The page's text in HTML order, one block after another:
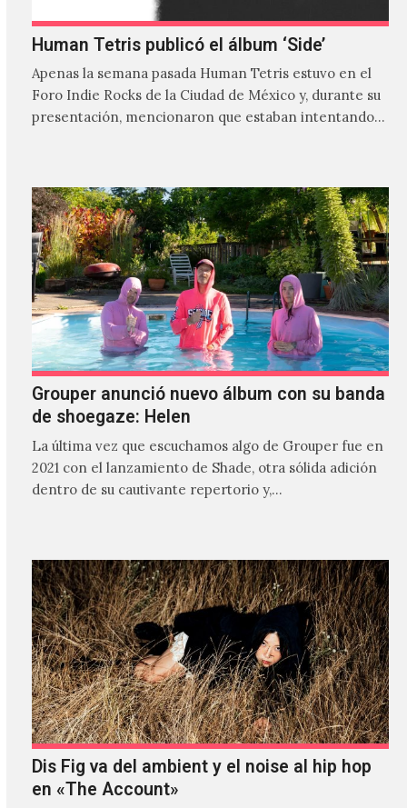
Human Tetris publicó el álbum ‘Side’
Apenas la semana pasada Human Tetris estuvo en el
Foro Indie Rocks de la Ciudad de México y, durante su
presentación, mencionaron que estaban intentando…
Grouper anunció nuevo álbum con su banda
de shoegaze: Helen
La última vez que escuchamos algo de Grouper fue en
2021 con el lanzamiento de Shade, otra sólida adición
dentro de su cautivante repertorio y,…
Dis Fig va del ambient y el noise al hip hop
en «The Account»